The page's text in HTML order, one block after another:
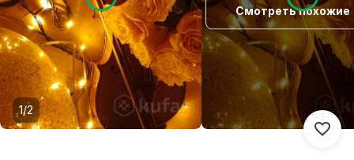
Смотреть похожие
1/2